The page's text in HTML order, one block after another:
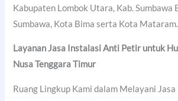
Kabupaten Lombok Utara, Kab. Sumbawa
Sumbawa, Kota Bima serta Kota Mataram.
Layanan Jasa Instalasi Anti Petir untuk
Nusa Tenggara Timur
Ruang Lingkup Kami dalam Melayani